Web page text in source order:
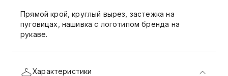
Прямой крой, круглый вырез, застежка на
пуговицах, нашивка с логотипом бренда на
рукаве.
Характеристики